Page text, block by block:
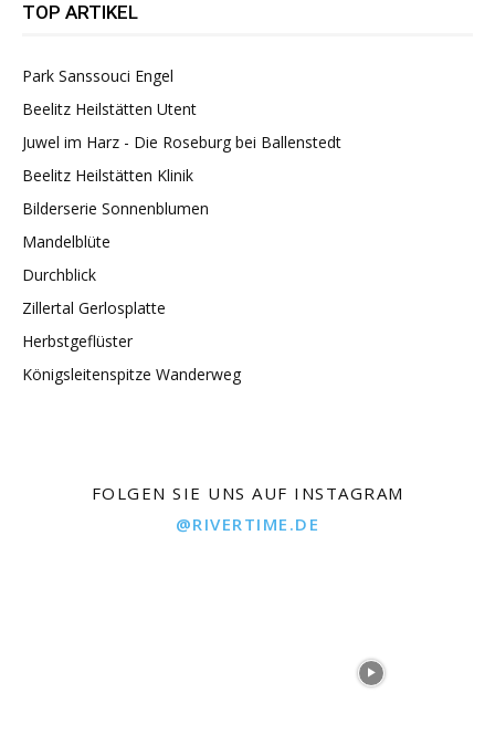
TOP ARTIKEL
Park Sanssouci Engel
Beelitz Heilstätten Utent
Juwel im Harz - Die Roseburg bei Ballenstedt
Beelitz Heilstätten Klinik
Bilderserie Sonnenblumen
Mandelblüte
Durchblick
Zillertal Gerlosplatte
Herbstgeflüster
Königsleitenspitze Wanderweg
FOLGEN SIE UNS AUF INSTAGRAM
@RIVERTIME.DE